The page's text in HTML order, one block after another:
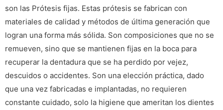
son las Prótesis fijas. Estas prótesis se fabrican con
materiales de calidad y métodos de última generación que
logran una forma más sólida. Son composiciones que no se
remueven, sino que se mantienen fijas en la boca para
recuperar la dentadura que se ha perdido por vejez,
descuidos o accidentes. Son una elección práctica, dado
que una vez fabricadas e implantadas, no requieren
constante cuidado, solo la higiene que ameritan los dientes